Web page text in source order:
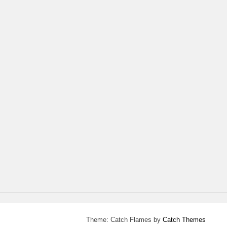
Theme: Catch Flames by Catch Themes